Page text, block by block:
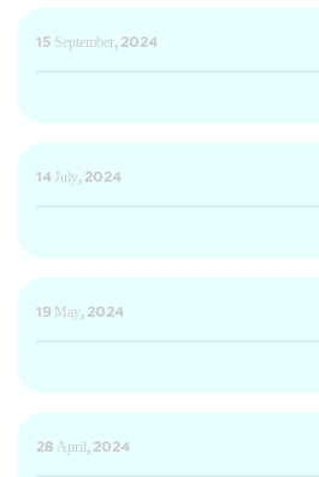
15 September, 2024
14 July, 2024
19 May, 2024
28 April, 2024